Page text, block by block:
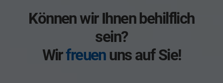
Können wir Ihnen behilflich
sein?
Wirfreuenuns auf Sie!